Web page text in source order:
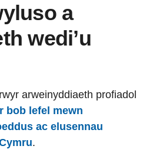
a
wedi’u
arweinyddiaeth profiadol
bob lefel mewn
ac elusennau
.